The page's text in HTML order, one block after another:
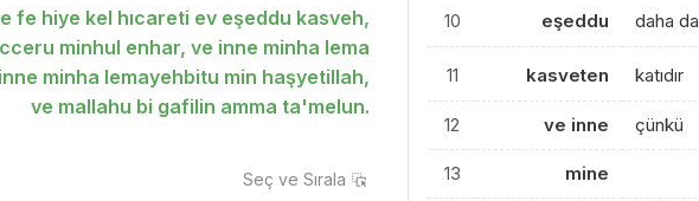
fe hiye kel hıcareti ev eşeddu kasveh,
minhul enhar, ve inne minha lema
minha lemayehbitu min haşyetillah,
ve mallahu bi gafilin amma ta'melun.
Seç ve Sırala
10 eşeddu daha da
11 kasveten katıdır
12 ve inne çünkü
13 mine